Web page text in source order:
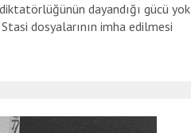
dayandığı gücü yok
dosyalarının imha edilmesi